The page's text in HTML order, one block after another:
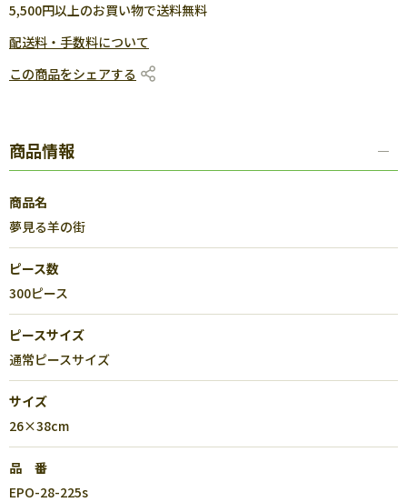
5,500円以上のお買い物で送料無料
配送料・手数料について
この商品をシェアする
商品情報
商品名
夢見る羊の街
ピース数
300ピース
ピースサイズ
通常ピースサイズ
サイズ
26×38cm
品 番
EPO-28-225s